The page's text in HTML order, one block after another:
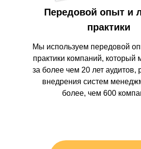
Мы используем передовой
практики компаний, который
за более чем 20 лет аудитов,
внедрения систем
более, чем 600
Передовой опыт и
практики